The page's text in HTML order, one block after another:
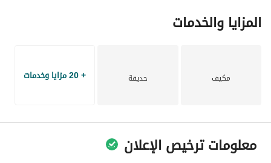
المزايا والخدمات
مكيف حديقة + 20 مزايا وخدمات
معلومات ترخيص الإعلان